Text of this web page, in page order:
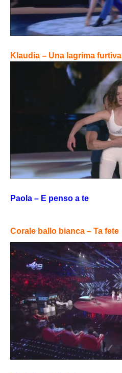
Klaudia – Una lagrima furtiva
Paola – E penso a te
Corale ballo bianca – Ta fete